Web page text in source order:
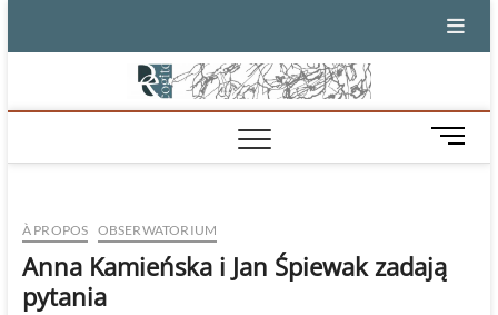
M
e
u
t
À PROPOS OBSERWATORIUM
Anna Kamieńska i Jan Śpiewak zadają
pytania